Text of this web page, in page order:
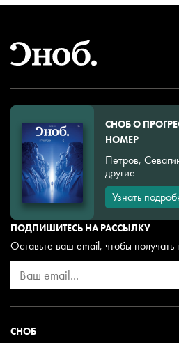
СНОБ
СНОБ О
НОМЕР
Петров,
другие
Узнать
ПОДПИШИТЕСЬ НА РАССЫЛКУ
Оставьте ваш email, чтобы